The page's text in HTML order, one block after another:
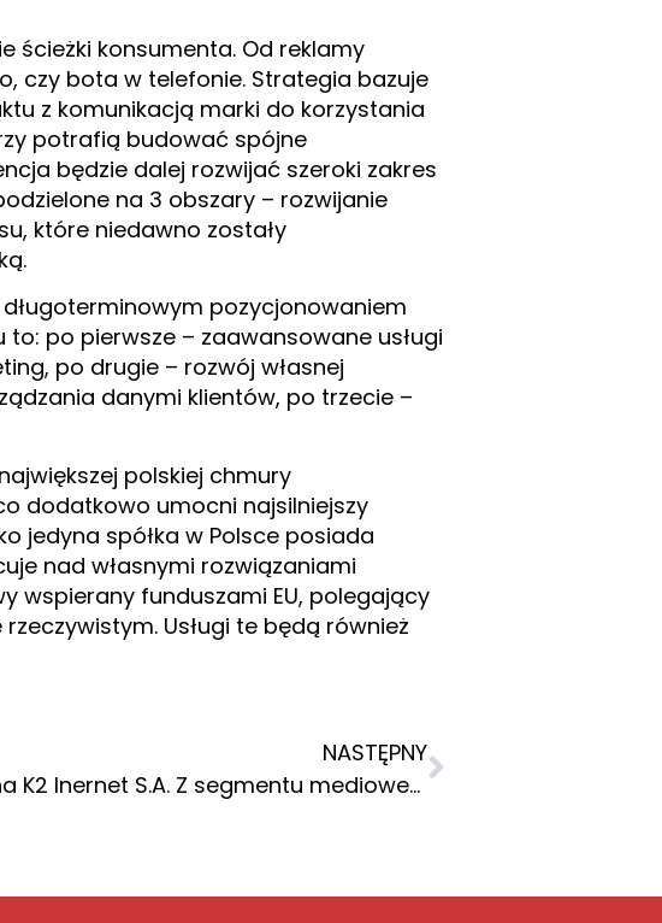
ścieżki konsumenta. Od reklamy
czy bota w telefonie. Strategia bazuje
z komunikacją marki do korzystania
potrafią budować spójne
będzie dalej rozwijać szeroki zakres
na 3 obszary – rozwijanie
które niedawno zostały
pozycjonowaniem
po pierwsze – zaawansowane usługi
po drugie – rozwój własnej
danymi klientów, po trzecie –
polskiej chmury
dodatkowo umocni najsilniejszy
jedyna spółka w Polsce posiada
nad własnymi rozwiązaniami
wspierany funduszami EU, polegający
Usługi te będą również
NASTĘPNY
Spółka zależna K2 Inernet S.A. Z segmentu mediowego (spółka) zajmie się przygotowaniem strategii i egzekucją mediową nadchodzących kampanii Pracuj.pl